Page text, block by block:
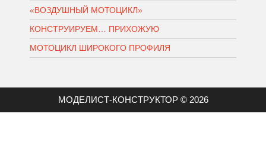
«ВОЗДУШНЫЙ МОТОЦИКЛ»
КОНСТРУИРУЕМ… ПРИХОЖУЮ
МОТОЦИКЛ ШИРОКОГО ПРОФИЛЯ
МОДЕЛИСТ-КОНСТРУКТОР © 2026